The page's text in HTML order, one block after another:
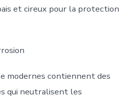
et cireux pour la protection
modernes contiennent des
qui neutralisent les